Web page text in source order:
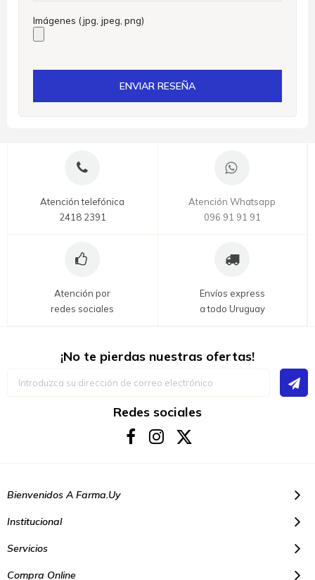
Imágenes (jpg, jpeg, png)
ENVIAR RESEÑA
Atención telefónica
2418 2391
Atención Whatsapp
096 91 91 91
Atención por
redes sociales
Envíos express
a todo Uruguay
¡No te pierdas nuestras ofertas!
Redes sociales
Bienvenidos A Farma.uy
Institucional
Servicios
Compra Online